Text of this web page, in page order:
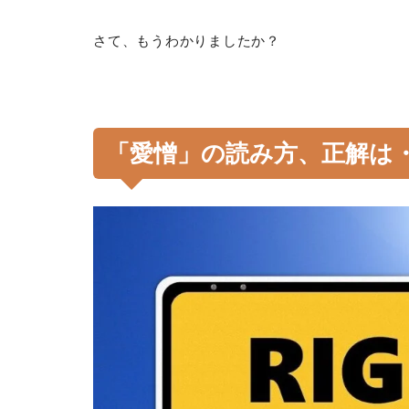
さて、もうわかりましたか？
「愛憎」の読み方、正解は